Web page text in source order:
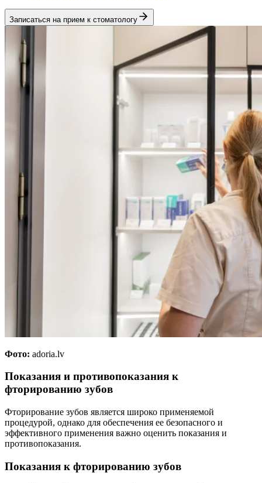
Записаться на прием к стоматологу
Фото: adoria.lv
Показания и противопоказания к
фторированию зубов
Фторирование зубов является широко применяемой
процедурой, однако для обеспечения ее безопасного и
эффективного применения важно оценить показания и
противопоказания.
Показания к фторированию зубов